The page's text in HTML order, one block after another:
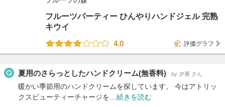
フルーツパーティー ひんやりハンドジェル 完熟
キウイ
4.0
評価グラフ
夏用のさらっとしたハンドクリーム(無香料) by 夕雁 さん
暖かい季節用のハンドクリームを探しています。 今はアトリッ
クスビューティーチャージを… 続きを読む